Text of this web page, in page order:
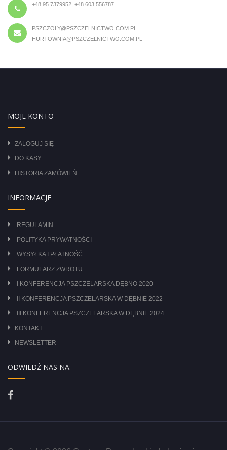
+48 95 7379952, +48 603 556787
PSZCZOLY@PSZCZELNICTWO.COM.PL
HURTOWNIA@PSZCZELNICTWO.COM.PL
MOJE KONTO
ZALOGUJ SIĘ
DO KASY
HISTORIA ZAMÓWIEŃ
INFORMACJE
REGULAMIN
POLITYKA PRYWATNOŚCI
WYSYŁKA I PŁATNOŚĆ
FORMULARZ ZWROTU
I KONFERENCJA PSZCZELARSKA DĘBNO 2020
II KONFERENCJA PSZCZELARSKA W DĘBNIE 2022
III KONFERENCJA PSZCZELARSKA W DĘBNIE 2024
KONTAKT
NEWSLETTER
ODWIEDŹ NAS NA: